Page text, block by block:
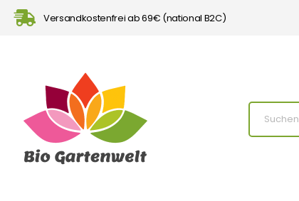
Versandkostenfrei ab 69€ (national B2C)